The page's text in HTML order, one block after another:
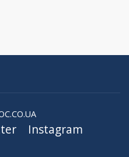
Instagram